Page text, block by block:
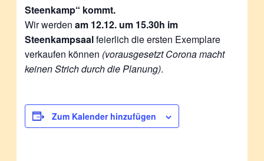
Steenkamp“ kommt.
Wir werdenam 12.12. um 15.30h im
Steenkampsaalfeierlich die ersten Exemplare
verkaufen können (vorausgesetzt Corona macht
keinen Strich durch die Planung).
Zum Kalender hinzufügen